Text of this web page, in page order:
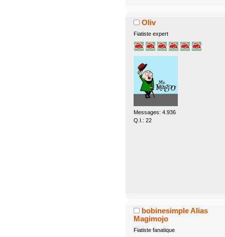
Oliv
Fiatiste expert
Messages: 4.936
Q.I.: 22
bobinesimple Alias
Magimojo
Fiatiste fanatique